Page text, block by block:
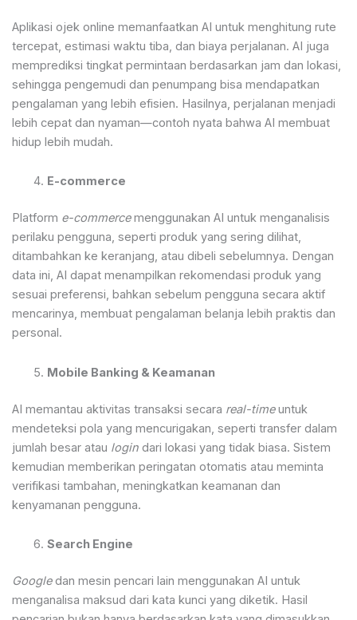
Aplikasi ojek online memanfaatkan AI untuk menghitung rute
tercepat, estimasi waktu tiba, dan biaya perjalanan. AI juga
memprediksi tingkat permintaan berdasarkan jam dan lokasi,
sehingga pengemudi dan penumpang bisa mendapatkan
pengalaman yang lebih efisien. Hasilnya, perjalanan menjadi
lebih cepat dan nyaman—contoh nyata bahwa AI membuat
hidup lebih mudah.
E-commerce
Platform e-commercemenggunakan AI untuk menganalisis
perilaku pengguna, seperti produk yang sering dilihat,
ditambahkan ke keranjang, atau dibeli sebelumnya. Dengan
data ini, AI dapat menampilkan rekomendasi produk yang
sesuai preferensi, bahkan sebelum pengguna secara aktif
mencarinya, membuat pengalaman belanja lebih praktis dan
personal.
Mobile Banking & Keamanan
AI memantau aktivitas transaksi secara real-timeuntuk
mendeteksi pola yang mencurigakan, seperti transfer dalam
jumlah besar atau login dari lokasi yang tidak biasa. Sistem
kemudian memberikan peringatan otomatis atau meminta
verifikasi tambahan, meningkatkan keamanan dan
kenyamanan pengguna.
Search Engine
Googledan mesin pencari lain menggunakan AI untuk
menganalisa maksud dari kata kunci yang diketik. Hasil